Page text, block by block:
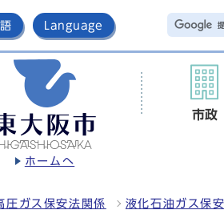
Language
ホームへ
市政
圧ガス保安法関係 液化石油ガス保